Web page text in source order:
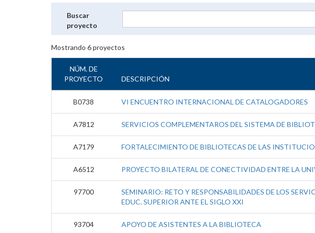
Buscar
proyecto
Mostrando 6proyectos
NÚM. DE
PROYECTO
DESCRIPCIÓN
B0738 VI ENCUENTRO INTERNACIONAL DE CATALOGADORES
A7812 SERVICIOS COMPLEMENTAROS DEL SISTEMA DE
A7179 FORTALECIMIENTO DE BIBLIOTECAS DE LAS
A6512 PROYECTO BILATERAL DE CONECTIVIDAD ENTRE LA
97700
SEMINARIO: RETO Y RESPONSABILIDADES DE LOS
EDUC. SUPERIOR ANTE EL SIGLO XXI
93704 APOYO DE ASISTENTES A LA BIBLIOTECA